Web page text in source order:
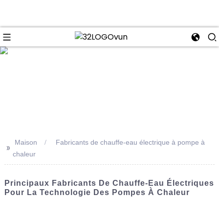
>> Maison
Fabricants de chauffe-eau électrique à pompe à
chaleur
Principaux Fabricants De Chauffe-Eau Électriques
Pour La Technologie Des Pompes À Chaleur